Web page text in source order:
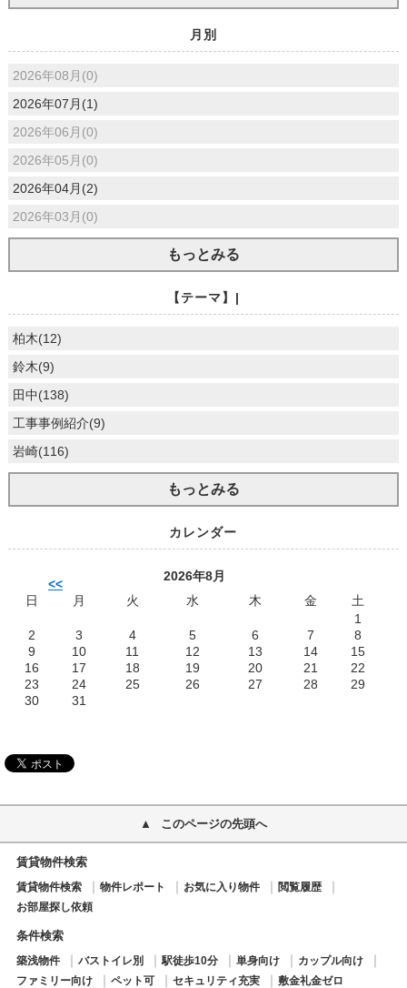
月別
2026年08月(0)
2026年07月(1)
2026年06月(0)
2026年05月(0)
2026年04月(2)
2026年03月(0)
もっとみる
【テーマ】|
柏木(12)
鈴木(9)
田中(138)
工事事例紹介(9)
岩崎(116)
もっとみる
カレンダー
<<
2026年8月
日
月 火 水 木 金
土
1
2
3 4 5 6 7
8
9
10 11 12 13 14
15
16
17 18 19 20 21
22
23
24 25 26 27 28
29
30
31
このページの先頭へ
賃貸物件検索
賃貸物件検索 物件レポート お気に入り物件
閲覧履歴
お部屋探し依頼
条件検索
築浅物件 バストイレ別 駅徒歩10分 単身向け
カップル向け
ファミリー向け
ペット可 セキュリティ充実 敷金礼金ゼロ